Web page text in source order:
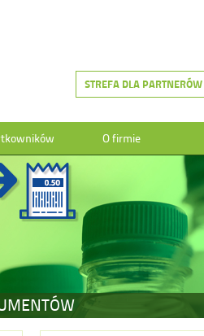
STREFA DLA PARTNERÓW
O firmie